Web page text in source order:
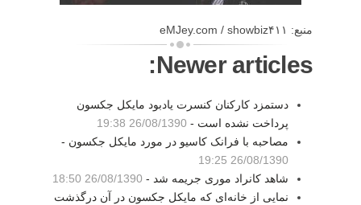
منبع: eMJey.com / showbiz۴۱۱
Newer articles:
دستمزد کارکنان کنسرت یادبود مایکل جکسون
پرداخت نشده است - 26/08/1390 19:38
مصاحبه با فرانک کاسیو در مورد مایکل جکسون -
26/08/1390 19:25
شاهد کانراد موری جریمه شد - 26/08/1390 18:50
نمایی از خانه‌ای که مایکل جکسون در آن درگذشت